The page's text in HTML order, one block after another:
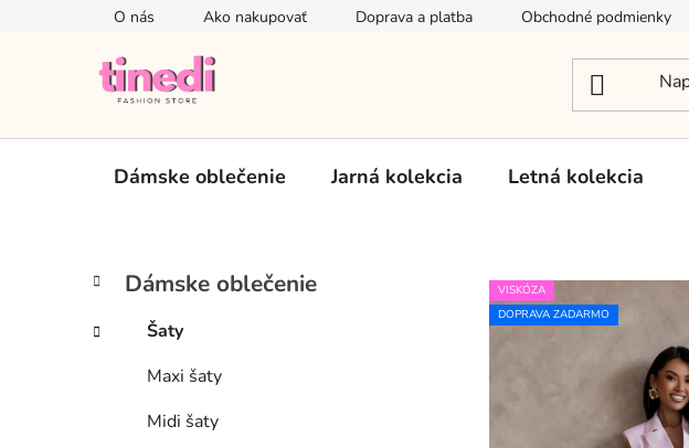
O nás Ako nakupovať Doprava a platba Obchodné podmienky
Dámske oblečenie Jarná kolekcia Letná kolekcia
B
č
Preskočiť
kategórie
K
a
e
Dámske oblečenie
Šaty
Maxi šaty
Midi šaty
VISKÓZA
DOPRAVA ZADARMO